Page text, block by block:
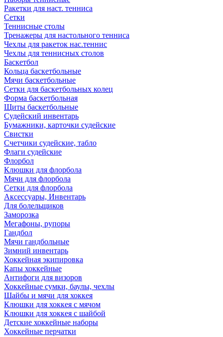
Ракетки для наст. тенниса
Сетки
Теннисные столы
Тренажеры для настольного тенниса
Чехлы для ракеток нас.теннис
Чехлы для теннисных столов
Баскетбол
Кольца баскетбольные
Мячи баскетбольные
Сетки для баскетбольных колец
Форма баскетбольная
Щиты баскетбольные
Судейский инвентарь
Бумажники, карточки судейские
Свистки
Счетчики судейские, табло
Флаги судейские
Флорбол
Клюшки для флорбола
Мячи для флорбола
Сетки для флорбола
Аксессуары, Инвентарь
Для болельщиков
Заморозка
Мегафоны, рупоры
Гандбол
Мячи гандбольные
Зимний инвентарь
Хоккейная экипировка
Капы хоккейные
Антифоги для визоров
Хоккейные сумки, баулы, чехлы
Шайбы и мячи для хоккея
Клюшки для хоккея с мячом
Клюшки для хоккея с шайбой
Детские хоккейные наборы
Хоккейные перчатки